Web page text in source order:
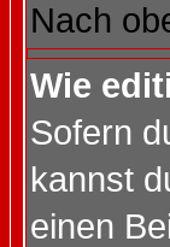
Nach
Wie
Sofern
kannst
einen